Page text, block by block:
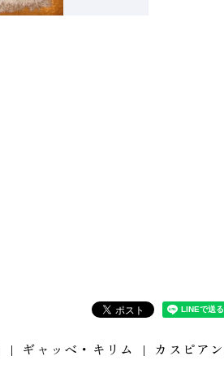
ギャッベ・キリム カスピア